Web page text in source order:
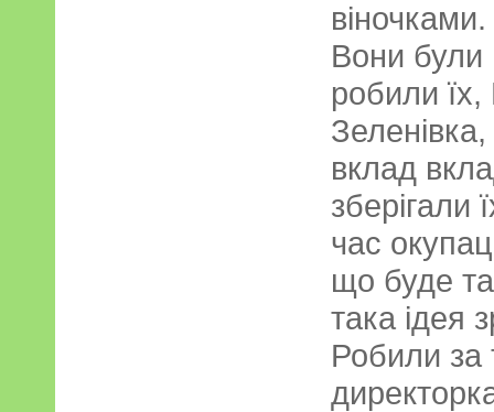
Вони були
робили їх,
вклад
зберігали
час
що буде
така ідея
Робили